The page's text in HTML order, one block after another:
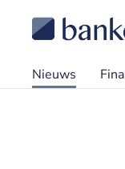
Nieuws